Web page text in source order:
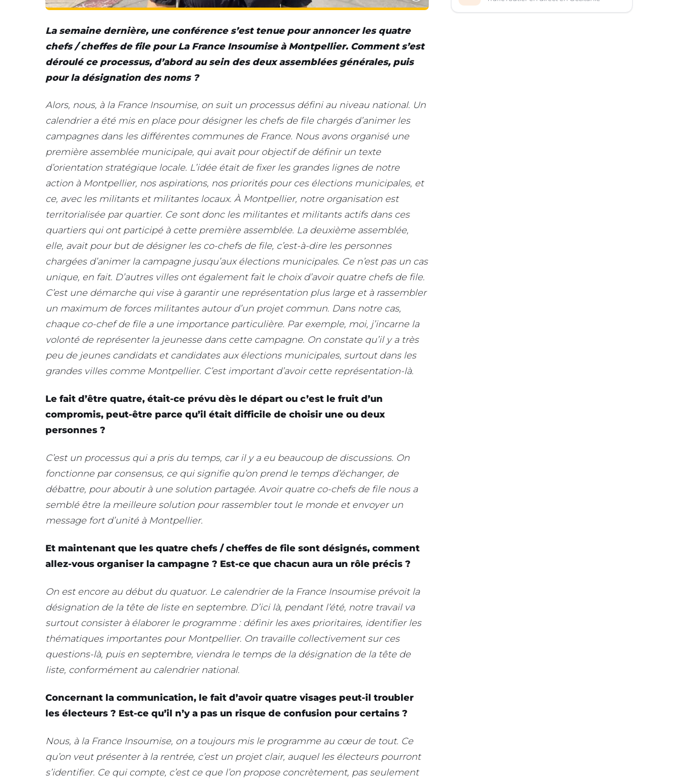
La semaine dernière, une conférence s’est tenue pour annoncer les quatre
chefs / cheffes de file pour La France Insoumise à Montpellier. Comment s’est
déroulé ce processus, d’abord au sein des deux assemblées générales, puis
pour la désignation des noms ?
Alors, nous, à la France Insoumise, on suit un processus défini au niveau national. Un
calendrier a été mis en place pour désigner les chefs de file chargés d’animer les
campagnes dans les différentes communes de France. Nous avons organisé une
première assemblée municipale, qui avait pour objectif de définir un texte
d’orientation stratégique locale. L’idée était de fixer les grandes lignes de notre
action à Montpellier, nos aspirations, nos priorités pour ces élections municipales, et
ce, avec les militants et militantes locaux. À Montpellier, notre organisation est
territorialisée par quartier. Ce sont donc les militantes et militants actifs dans ces
quartiers qui ont participé à cette première assemblée. La deuxième assemblée,
elle, avait pour but de désigner les co-chefs de file, c’est-à-dire les personnes
chargées d’animer la campagne jusqu’aux élections municipales. Ce n’est pas un cas
unique, en fait. D’autres villes ont également fait le choix d’avoir quatre chefs de file.
C’est une démarche qui vise à garantir une représentation plus large et à rassembler
un maximum de forces militantes autour d’un projet commun. Dans notre cas,
chaque co-chef de file a une importance particulière. Par exemple, moi, j’incarne la
volonté de représenter la jeunesse dans cette campagne. On constate qu’il y a très
peu de jeunes candidats et candidates aux élections municipales, surtout dans les
grandes villes comme Montpellier. C’est important d’avoir cette représentation-là.
Le fait d’être quatre, était-ce prévu dès le départ ou c’est le fruit d’un
compromis, peut-être parce qu’il était difficile de choisir une ou deux
personnes ?
C’est un processus qui a pris du temps, car il y a eu beaucoup de discussions. On
fonctionne par consensus, ce qui signifie qu’on prend le temps d’échanger, de
débattre, pour aboutir à une solution partagée. Avoir quatre co-chefs de file nous a
semblé être la meilleure solution pour rassembler tout le monde et envoyer un
message fort d’unité à Montpellier.
Et maintenant que les quatre chefs / cheffes de file sont désignés, comment
allez-vous organiser la campagne ? Est-ce que chacun aura un rôle précis ?
On est encore au début du quatuor. Le calendrier de la France Insoumise prévoit la
désignation de la tête de liste en septembre. D’ici là, pendant l’été, notre travail va
surtout consister à élaborer le programme : définir les axes prioritaires, identifier les
thématiques importantes pour Montpellier. On travaille collectivement sur ces
questions-là, puis en septembre, viendra le temps de la désignation de la tête de
liste, conformément au calendrier national.
Concernant la communication, le fait d’avoir quatre visages peut-il troubler
les électeurs ? Est-ce qu’il n’y a pas un risque de confusion pour certains ?
Nous, à la France Insoumise, on a toujours mis le programme au cœur de tout. Ce
qu’on veut présenter à la rentrée, c’est un projet clair, auquel les électeurs pourront
s’identifier. Ce qui compte, c’est ce que l’on propose concrètement, pas seulement